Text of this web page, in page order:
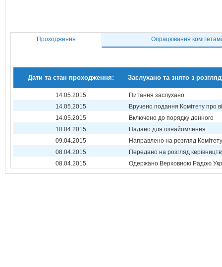
Проходження Опрацювання
Дати та стан проходження: Заслухано та знято з
14.05.2015
Питання заслухано
14.05.2015
Вручено подання Комітету про
14.05.2015
Включено до порядку денного
10.04.2015
Надано для ознайомлення
09.04.2015
Направлено на розгляд Комітету
08.04.2015
Передано на розгляд
08.04.2015
Одержано Верховною Радою